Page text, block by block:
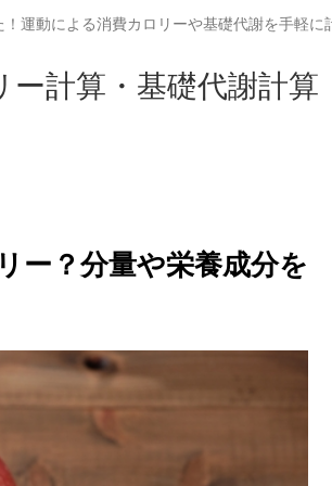
運動による消費カロリーや基礎代謝を手軽に
ー計算・基礎代謝計算
ー？分量や栄養成分を